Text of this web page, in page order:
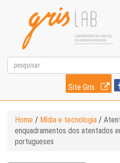
Site Gris
Home / Mídia e tecnologia /
enquadramentos dos atentados
portugueses